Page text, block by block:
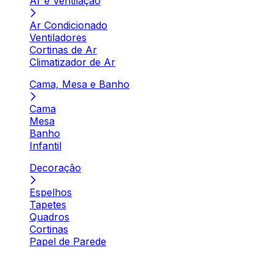
Ar Condicionado
Ventiladores
Cortinas de Ar
Climatizador de Ar
Cama, Mesa e Banho
Cama
Mesa
Banho
Infantil
Decoração
Espelhos
Tapetes
Quadros
Cortinas
Papel de Parede